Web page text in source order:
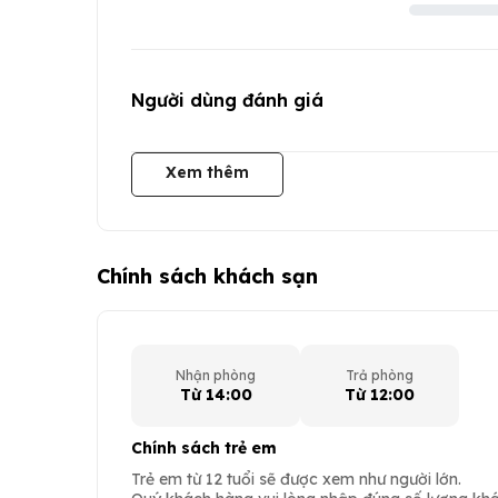
Người dùng đánh giá
Xem thêm
Chính sách khách sạn
Nhận phòng
Từ 14:00
Trả phòng
Từ 12:00
Chính sách trẻ em
Trẻ em từ 12 tuổi sẽ được xem như người lớn.